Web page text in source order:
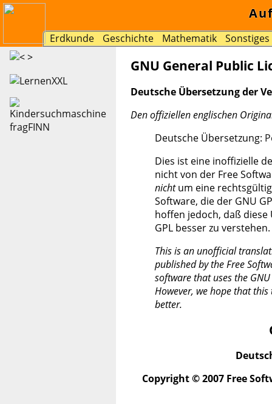
Erdkunde Geschichte Mathematik Sonstiges
GNU General Public
Deutsche Übersetzung der
Den offiziellen englischen
Deutsche Übersetzung:
Dies ist eine inoffizielle
nicht von der Free
nichtum eine
Software, die der GNU
hoffen jedoch, daß
GPL besser zu verstehen.
This is an unofficial
published by the Free
software that uses the
However, we hope that
better.
Copyright © 2007 Free